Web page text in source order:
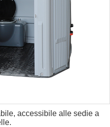
accessibile alle sedie a